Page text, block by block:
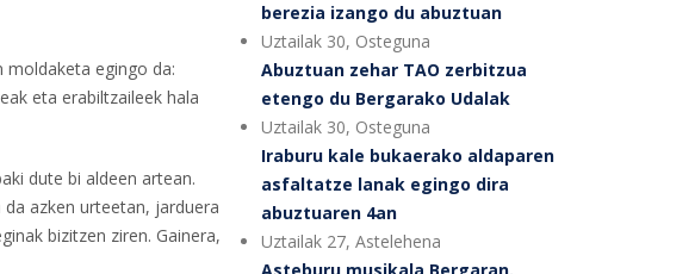
egingo da:
eta erabiltzaileek hala
dute bi aldeen artean.
azken urteetan, jarduera
bizitzen ziren. Gainera,
berezia izango du abuztuan
Uztailak 30, Osteguna
Abuztuan zehar TAO zerbitzua
etengo du Bergarako Udalak
Uztailak 30, Osteguna
Iraburu kale bukaerako aldaparen
asfaltatze lanak egingo dira
abuztuaren 4an
Uztailak 27, Astelehena